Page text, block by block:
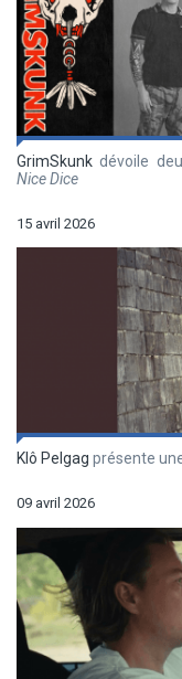
GrimSkunk dévoile
Nice Dice
15 avril 2026
Klô Pelgag présente
09 avril 2026